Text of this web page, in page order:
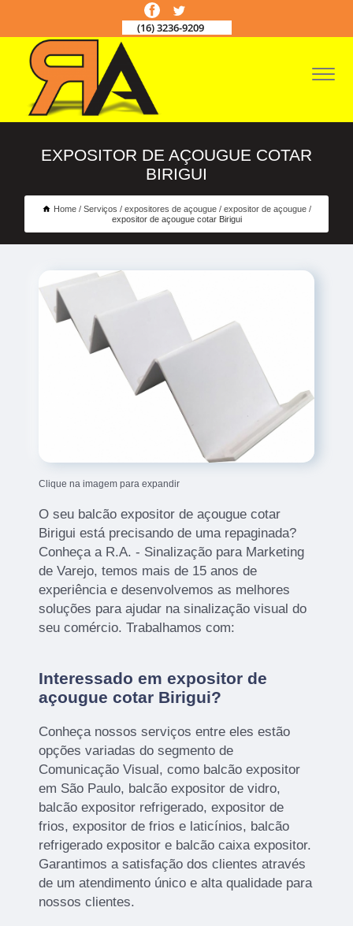
(16) 3236-9209
EXPOSITOR DE AÇOUGUE COTAR
BIRIGUI
Home Serviços expositores de açougue
expositor de açougue
expositor de açougue cotar Birigui
Clique na imagem para expandir
O seu balcão expositor de açougue cotar
Birigui está precisando de uma repaginada?
Conheça a R.A. - Sinalização para Marketing
de Varejo, temos mais de 15 anos de
experiência e desenvolvemos as melhores
soluções para ajudar na sinalização visual do
seu comércio. Trabalhamos com:
Interessado em expositor de
açougue cotar Birigui?
Conheça nossos serviços entre eles estão
opções variadas do segmento de
Comunicação Visual, como balcão expositor
em São Paulo, balcão expositor de vidro,
balcão expositor refrigerado, expositor de
frios, expositor de frios e laticínios, balcão
refrigerado expositor e balcão caixa expositor.
Garantimos a satisfação dos clientes através
de um atendimento único e alta qualidade para
nossos clientes.